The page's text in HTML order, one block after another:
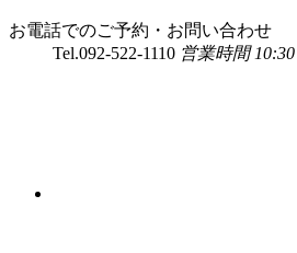
お電話でのご予約・お問い合わせ
Tel.092-522-1110 営業時間